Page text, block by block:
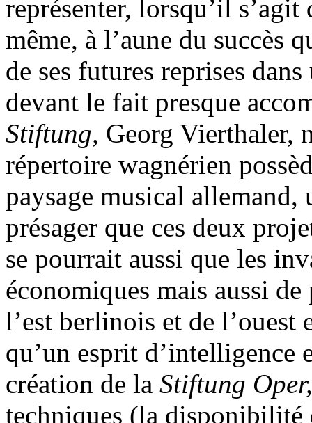
représenter, lorsqu’il s’agit
même, à l’aune du succès
de ses futures reprises
devant le fait presque
Stiftung, Georg Vierthaler,
répertoire wagnérien
paysage musical
présager que ces deux
se pourrait aussi que les
économiques mais aussi
l’est berlinois et de l’ouest
qu’un esprit d’intelligence
création de la Stiftung
techniques (la disponibilité